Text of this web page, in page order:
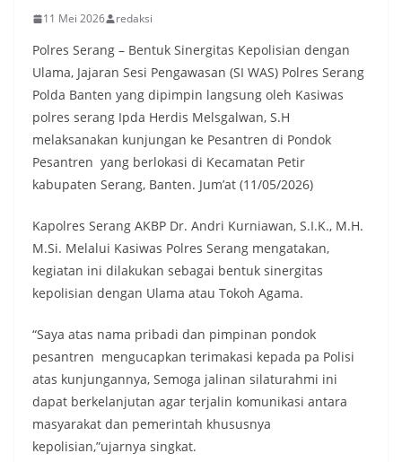
11 Mei 2026 redaksi
Polres Serang – Bentuk Sinergitas Kepolisian dengan
Ulama, Jajaran Sesi Pengawasan (SI WAS) Polres Serang
Polda Banten yang dipimpin langsung oleh Kasiwas
polres serang Ipda Herdis Melsgalwan, S.H
melaksanakan kunjungan ke Pesantren di Pondok
Pesantren yang berlokasi di Kecamatan Petir
kabupaten Serang, Banten. Jum’at (11/05/2026)
Kapolres Serang AKBP Dr. Andri Kurniawan, S.I.K., M.H.
M.Si. Melalui Kasiwas Polres Serang mengatakan,
kegiatan ini dilakukan sebagai bentuk sinergitas
kepolisian dengan Ulama atau Tokoh Agama.
“Saya atas nama pribadi dan pimpinan pondok
pesantren mengucapkan terimakasi kepada pa Polisi
atas kunjungannya, Semoga jalinan silaturahmi ini
dapat berkelanjutan agar terjalin komunikasi antara
masyarakat dan pemerintah khususnya
kepolisian,”ujarnya singkat.